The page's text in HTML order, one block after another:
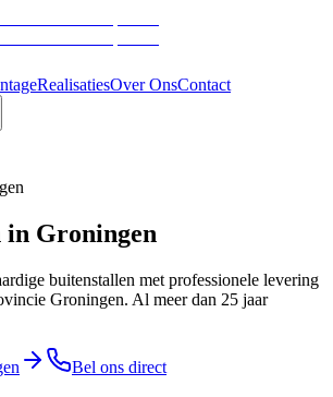
RealisatiesOver OnsContact
in Groningen
buitenstallen met professionele levering
Groningen. Al meer dan 25 jaar
Bel ons direct